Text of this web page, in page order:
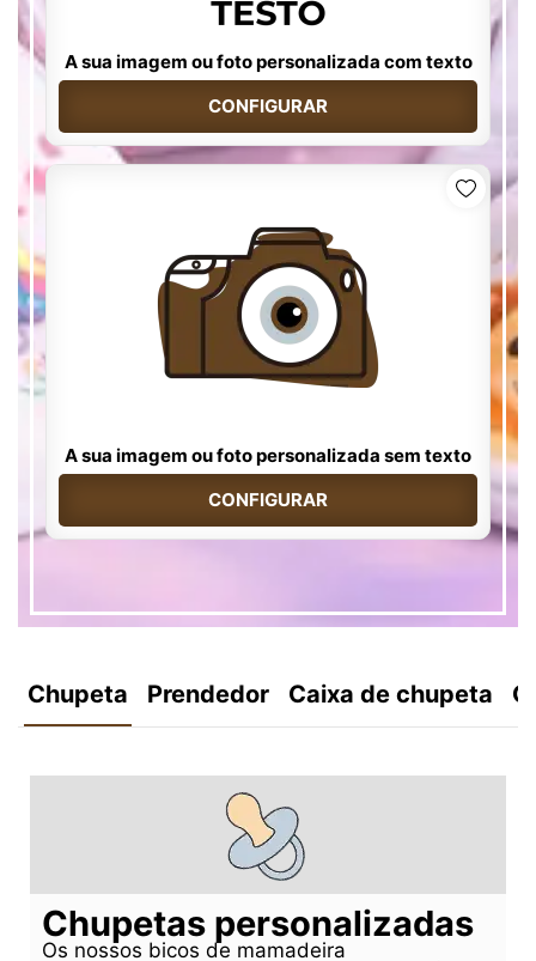
A sua imagem ou foto personalizada com texto
CONFIGURAR
A sua imagem ou foto personalizada sem texto
CONFIGURAR
Chupeta Prendedor Caixa de chupeta
Chupetas personalizadas
Os nossos bicos de mamadeira